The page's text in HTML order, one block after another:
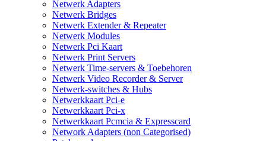
Netwerk Adapters
Netwerk Bridges
Netwerk Extender & Repeater
Netwerk Modules
Netwerk Pci Kaart
Netwerk Print Servers
Netwerk Time-servers & Toebehoren
Netwerk Video Recorder & Server
Netwerk-switches & Hubs
Netwerkkaart Pci-e
Netwerkkaart Pci-x
Netwerkkaart Pcmcia & Expresscard
Network Adapters (non Categorised)